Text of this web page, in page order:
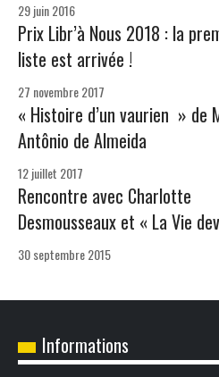
29 juin 2016
Prix Libr’à Nous 2018 : la
liste est arrivée !
27 novembre 2017
« Histoire d’un vaurien » de
Antônio de Almeida
12 juillet 2017
Rencontre avec Charlotte
Desmousseaux et « La Vie
30 septembre 2015
Informations